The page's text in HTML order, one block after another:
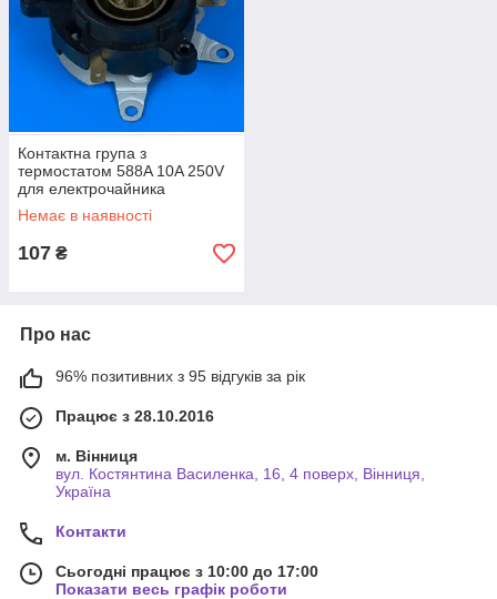
Контактна група з
термостатом 588A 10A 250V
для електрочайника
Немає в наявності
107 ₴
Про нас
96% позитивних з 95 відгуків за рік
Працює з 28.10.2016
м. Вінниця
вул. Костянтина Василенка, 16, 4 поверх, Вінниця,
Україна
Контакти
Сьогодні працює з 10:00 до 17:00
Показати весь графік роботи